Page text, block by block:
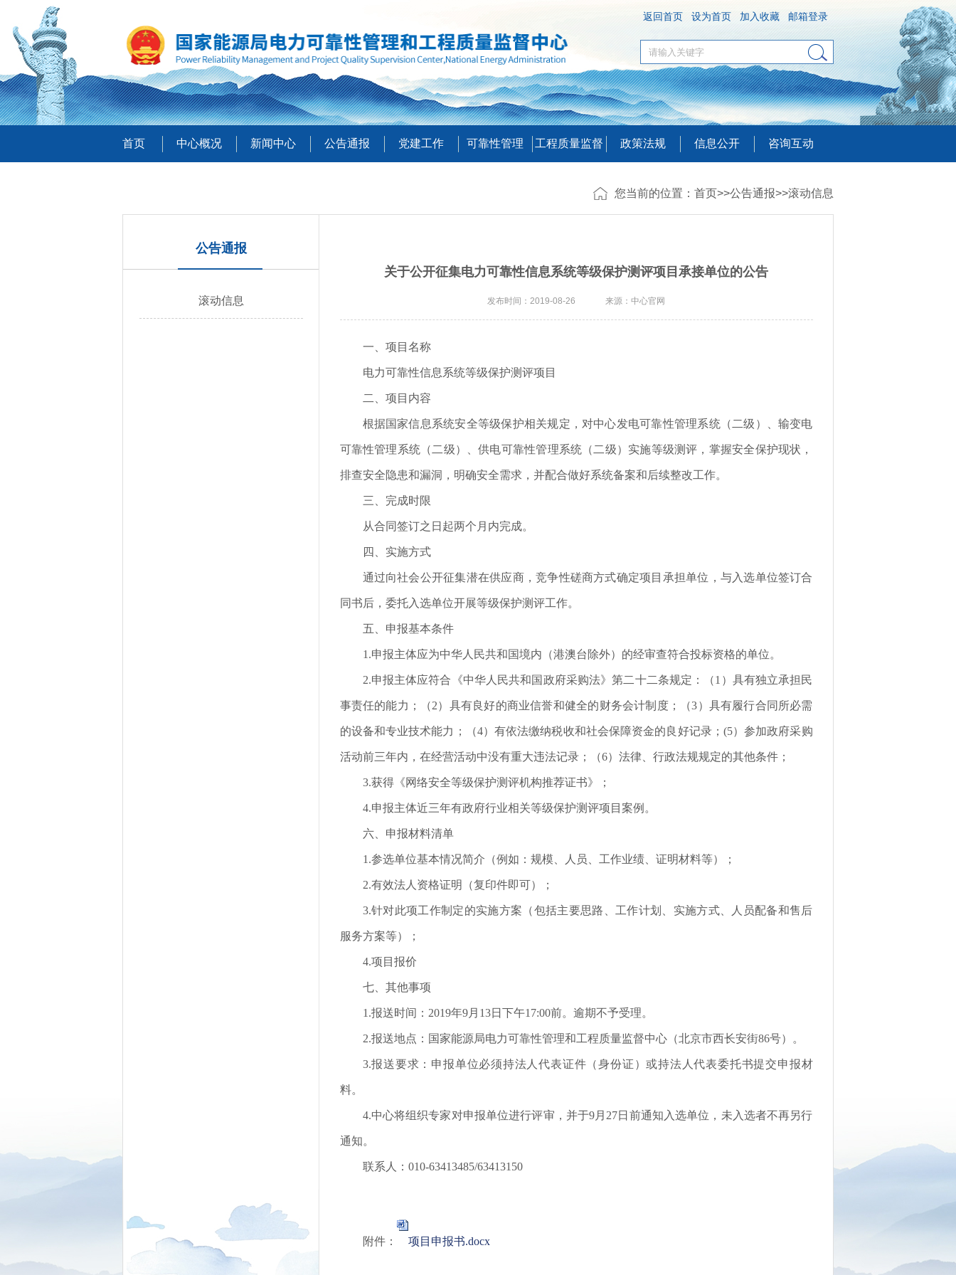
返回首页 设为首页 加入收藏 邮箱登录
首页 中心概况 新闻中心 公告通报 党建工作 可靠性管理 工程质量监督 政策法规 信息公开 咨询互动
您当前的位置： 首页>>公告通报>>滚动信息
公告通报
滚动信息
关于公开征集电力可靠性信息系统等级保护测评项目承接单位的公告
发布时间：2019-08-26 来源：中心官网
一、项目名称
电力可靠性信息系统等级保护测评项目
二、项目内容
根据国家信息系统安全等级保护相关规定，对中心发电可靠性管理系统（二级）、输变电
可靠性管理系统（二级）、供电可靠性管理系统（二级）实施等级测评，掌握安全保护现状，
排查安全隐患和漏洞，明确安全需求，并配合做好系统备案和后续整改工作。
三、完成时限
从合同签订之日起两个月内完成。
四、实施方式
通过向社会公开征集潜在供应商，竞争性磋商方式确定项目承担单位，与入选单位签订合
同书后，委托入选单位开展等级保护测评工作。
五、申报基本条件
1.申报主体应为中华人民共和国境内（港澳台除外）的经审查符合投标资格的单位。
2.申报主体应符合《中华人民共和国政府采购法》第二十二条规定：（1）具有独立承担民
事责任的能力；（2）具有良好的商业信誉和健全的财务会计制度；（3）具有履行合同所必需
的设备和专业技术能力；（4）有依法缴纳税收和社会保障资金的良好记录；(5）参加政府采购
活动前三年内，在经营活动中没有重大违法记录；（6）法律、行政法规规定的其他条件；
3.获得《网络安全等级保护测评机构推荐证书》；
4.申报主体近三年有政府行业相关等级保护测评项目案例。
六、申报材料清单
1.参选单位基本情况简介（例如：规模、人员、工作业绩、证明材料等）；
2.有效法人资格证明（复印件即可）；
3.针对此项工作制定的实施方案（包括主要思路、工作计划、实施方式、人员配备和售后
服务方案等）；
4.项目报价
七、其他事项
1.报送时间：2019年9月13日下午17:00前。逾期不予受理。
2.报送地点：国家能源局电力可靠性管理和工程质量监督中心（北京市西长安街86号）。
3.报送要求：申报单位必须持法人代表证件（身份证）或持法人代表委托书提交申报材
料。
4.中心将组织专家对申报单位进行评审，并于9月27日前通知入选单位，未入选者不再另行
通知。
联系人：010-63413485/63413150
附件： 项目申报书.docx